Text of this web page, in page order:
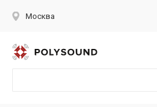
Москва